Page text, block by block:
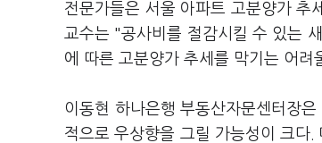
전문가들은 서울 아파트 고분양가 추
교수는 "공사비를 절감시킬 수 있는
에 따른 고분양가 추세를 막기는 어려
이동현 하나은행 부동산자문센터장
적으로 우상향을 그릴 가능성이 크다